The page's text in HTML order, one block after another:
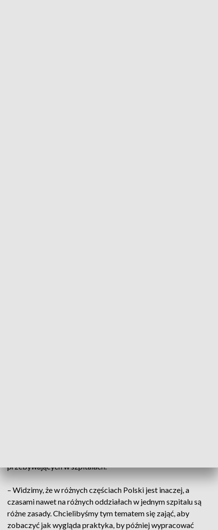
przebywających w szpitalach.
– Widzimy, że w różnych częściach Polski jest inaczej, a
czasami nawet na różnych oddziałach w jednym szpitalu są
różne zasady. Chcielibyśmy tym tematem się zająć, aby
zobaczyć jak wygląda praktyka, by później wypracować